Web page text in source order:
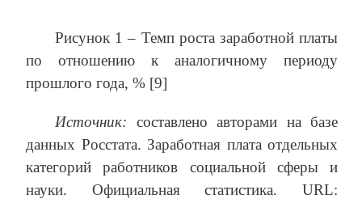
Рисунок 1 – Темп роста заработной платы
по отношению к аналогичному периоду
прошлого года, % [9]
Источник: составлено авторами на базе
данных Росстата. Заработная плата отдельных
категорий работников социальной сферы и
науки. Официальная статистика. URL: